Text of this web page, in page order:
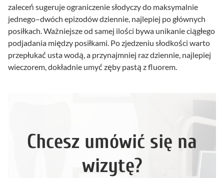
zaleceń sugeruje ograniczenie słodyczy do maksymalnie
jednego–dwóch epizodów dziennie, najlepiej po głównych
posiłkach. Ważniejsze od samej ilości bywa unikanie ciągłego
podjadania między posiłkami. Po zjedzeniu słodkości warto
przepłukać usta wodą, a przynajmniej raz dziennie, najlepiej
wieczorem, dokładnie umyć zęby pastą z fluorem.
Chcesz umówić się na
wizytę?